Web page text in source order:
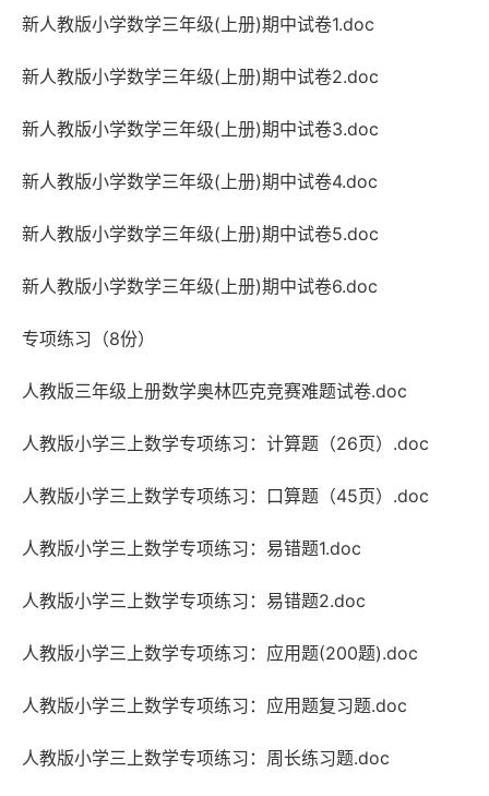
新人教版小学数学三年级(上册)期中试卷1.doc
新人教版小学数学三年级(上册)期中试卷2.doc
新人教版小学数学三年级(上册)期中试卷3.doc
新人教版小学数学三年级(上册)期中试卷4.doc
新人教版小学数学三年级(上册)期中试卷5.doc
新人教版小学数学三年级(上册)期中试卷6.doc
专项练习（8份）
人教版三年级上册数学奥林匹克竞赛难题试卷.doc
人教版小学三上数学专项练习：计算题（26页）.doc
人教版小学三上数学专项练习：口算题（45页）.doc
人教版小学三上数学专项练习：易错题1.doc
人教版小学三上数学专项练习：易错题2.doc
人教版小学三上数学专项练习：应用题(200题).doc
人教版小学三上数学专项练习：应用题复习题.doc
人教版小学三上数学专项练习：周长练习题.doc